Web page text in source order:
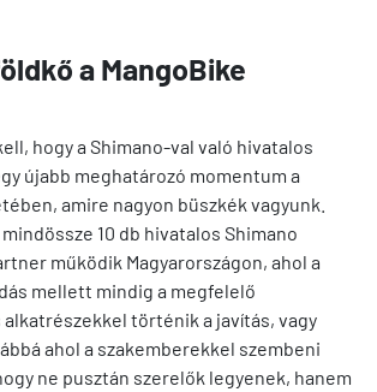
a MangoBike
hogy a Shimano-val való hivatalos
újabb meghatározó momentum a
amire nagyon büszkék vagyunk.
10 db hivatalos Shimano
működik Magyarországon, ahol a
mellett mindig a megfelelő
alkatrészekkel történik a javítás, vagy
ahol a szakemberekkel szembeni
ne pusztán szerelők legyenek, hanem